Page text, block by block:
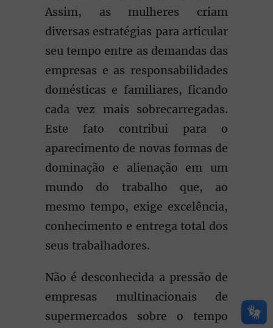
Assim, as mulheres criam
diversas estratégias para articular
seu tempo entre as demandas das
empresas e as responsabilidades
domésticas e familiares, ficando
cada vez mais sobrecarregadas.
Este fato contribui para o
aparecimento de novas formas de
dominação e alienação em um
mundo do trabalho que, ao
mesmo tempo, exige excelência,
conhecimento e entrega total dos
seus trabalhadores.
Não é desconhecida a pressão de
empresas multinacionais de
supermercados sobre o tempo